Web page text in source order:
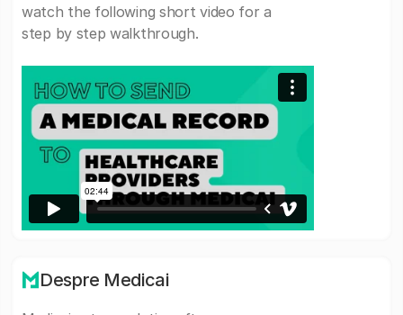
watch the following short video for a
step by step walkthrough.
Despre Medicai